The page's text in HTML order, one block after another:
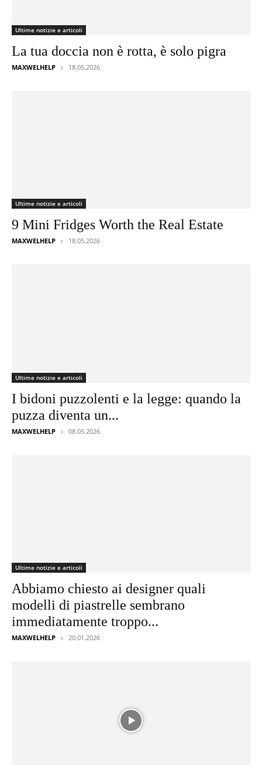
Ultime notizie e articoli
La tua doccia non è rotta, è solo pigra
MAXWELHELP 18.05.2026
Ultime notizie e articoli
9 Mini Fridges Worth the Real Estate
MAXWELHELP 18.05.2026
Ultime notizie e articoli
I bidoni puzzolenti e la legge: quando la
puzza diventa un...
MAXWELHELP 08.05.2026
Ultime notizie e articoli
Abbiamo chiesto ai designer quali
modelli di piastrelle sembrano
immediatamente troppo...
MAXWELHELP 20.01.2026